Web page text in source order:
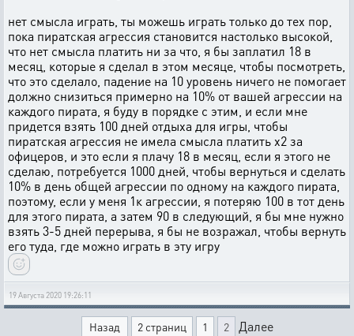
нет смысла играть, ты можешь играть только до тех пор,
пока пиратская агрессия становится настолько высокой,
что нет смысла платить ни за что, я бы заплатил 18 в
месяц, которые я сделал в этом месяце, чтобы посмотреть,
что это сделало, падение на 10 уровень ничего не помогает
должно снизиться примерно на 10% от вашей агрессии на
каждого пирата, я буду в порядке с этим, и если мне
придется взять 100 дней отдыха для игры, чтобы
пиратская агрессия не имела смысла платить x2 за
офицеров, и это если я плачу 18 в месяц, если я этого не
сделаю, потребуется 1000 дней, чтобы вернуться и сделать
10% в день общей агрессии по одному на каждого пирата,
поэтому, если у меня 1к агрессии, я потеряю 100 в тот день
для этого пирата, а затем 90 в следующий, я бы мне нужно
взять 3-5 дней перерыва, я бы не возражал, чтобы вернуть
его туда, где можно играть в эту игру
19 Августа 2020 19:26:11
Назад 2 страниц 1 2 Далее